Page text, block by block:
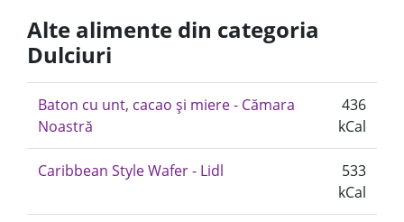
Alte alimente din categoria
Dulciuri
Baton cu unt, cacao și miere - Cămara
Noastră
436
kCal
Caribbean Style Wafer - Lidl
533
kCal